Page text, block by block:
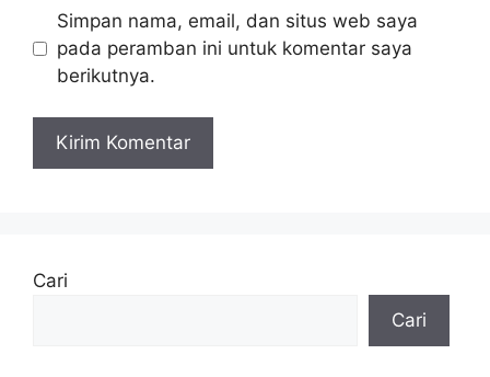
Simpan nama, email, dan situs web saya
pada peramban ini untuk komentar saya
berikutnya.
Cari
Cari